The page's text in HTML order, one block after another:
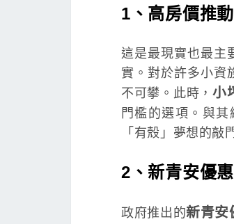
1、高房價推
這是最現實也最主
實。對於許多小資
不可攀。此時，小
門檻的選項。與
「有殼」夢想的敲
2、新青安優
政府推出的新青安